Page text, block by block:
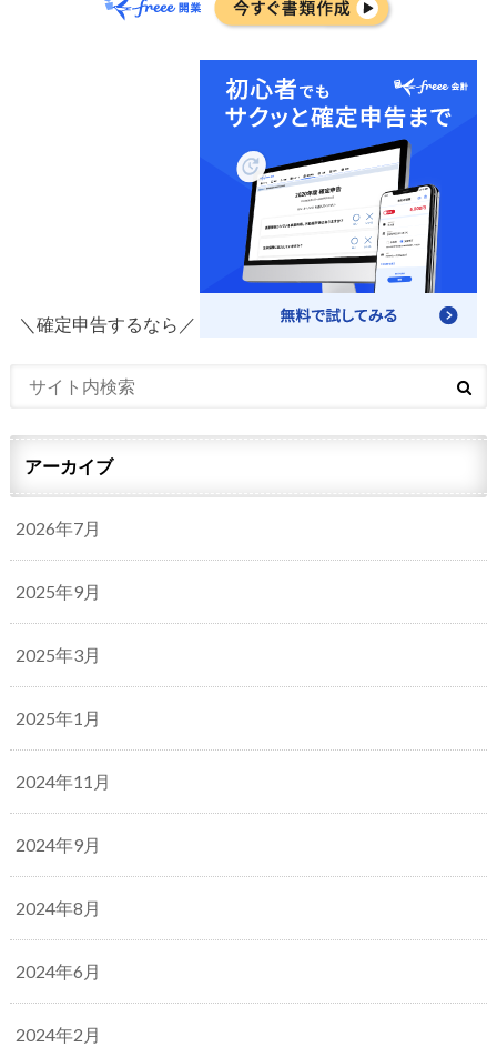
＼確定申告するなら／
アーカイブ
2026年7月
2025年9月
2025年3月
2025年1月
2024年11月
2024年9月
2024年8月
2024年6月
2024年2月